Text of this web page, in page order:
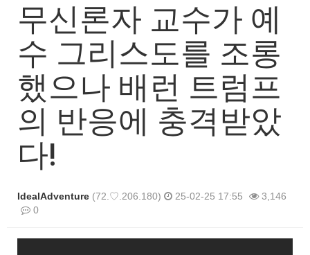
무신론자 교수가 예
수 그리스도를 조롱
했으나 배런 트럼프
의 반응에 충격받았
다!
IdealAdventure (72.♡.206.180) 25-02-25 17:55
3,146
0